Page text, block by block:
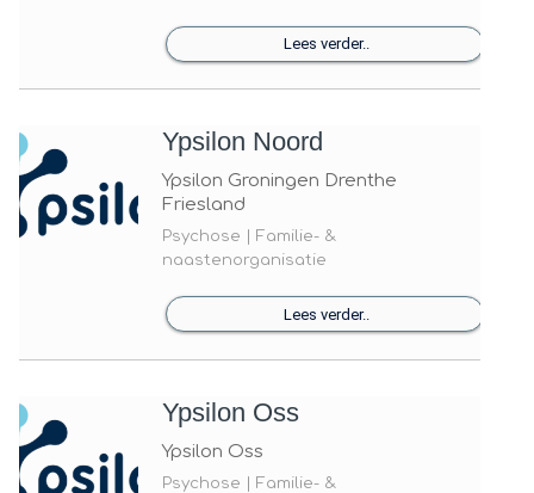
Lees verder..
Ypsilon Noord
Ypsilon Groningen Drenthe
Friesland
Psychose | Familie- &
naastenorganisatie
Lees verder..
Ypsilon Oss
Ypsilon Oss
Psychose | Familie- &